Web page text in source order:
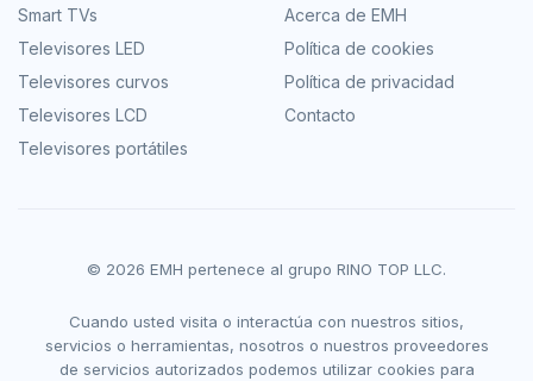
Smart TVs
Televisores LED
Televisores curvos
Televisores LCD
Televisores portátiles
Acerca de EMH
Política de cookies
Política de privacidad
Contacto
© 2026 EMH pertenece al grupo RINO TOP LLC.
Cuando usted visita o interactúa con nuestros sitios,
servicios o herramientas, nosotros o nuestros proveedores
de servicios autorizados podemos utilizar cookies para